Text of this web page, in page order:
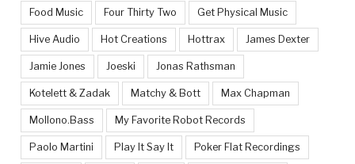
Food Music Four Thirty Two Get Physical Music
Hive Audio Hot Creations Hottrax James Dexter
Jamie Jones Joeski Jonas Rathsman
Kotelett & Zadak Matchy & Bott Max Chapman
Mollono.Bass My Favorite Robot Records
Paolo Martini Play It Say It Poker Flat Recordings